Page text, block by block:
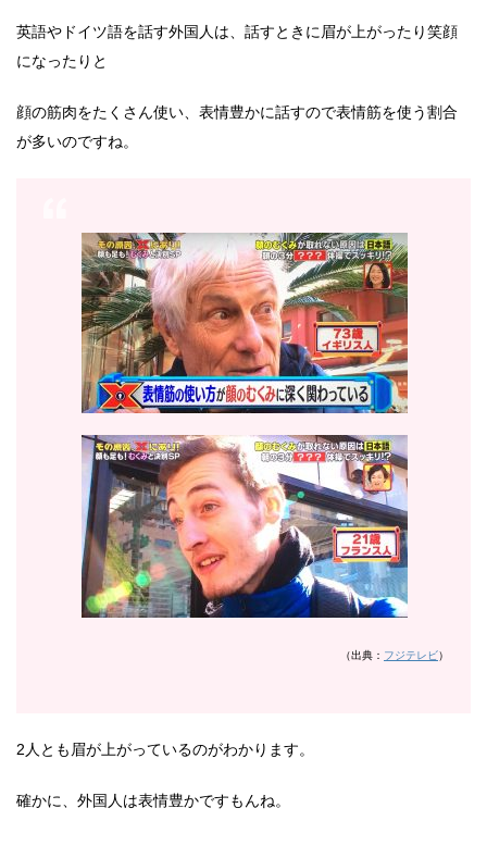
英語やドイツ語を話す外国人は、話すときに眉が上がったり笑顔
になったりと
顔の筋肉をたくさん使い、表情豊かに話すので表情筋を使う割合
が多いのですね。
（出典： フジテレビ）
2人とも眉が上がっているのがわかります。
確かに、外国人は表情豊かですもんね。